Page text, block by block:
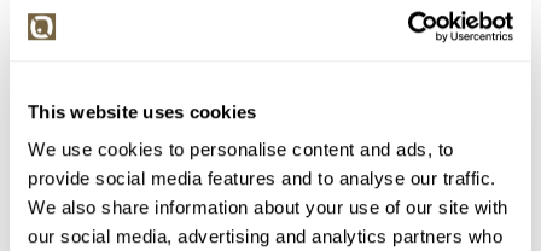
This website uses cookies
We use cookies to personalise content and ads, to
provide social media features and to analyse our traffic.
We also share information about your use of our site with
our social media, advertising and analytics partners who
Detail položky